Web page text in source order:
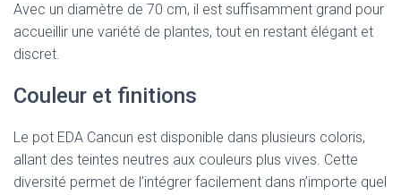
Avec un diamètre de 70 cm, il est suffisamment grand pour
accueillir une variété de plantes, tout en restant élégant et
discret.
Couleur et finitions
Le pot EDA Cancun est disponible dans plusieurs coloris,
allant des teintes neutres aux couleurs plus vives. Cette
diversité permet de l’intégrer facilement dans n’importe quel